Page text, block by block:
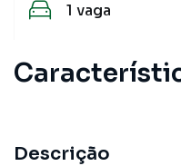
1 vaga
Varanda
Descrição